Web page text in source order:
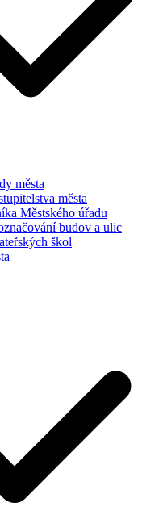
města
města
Městského úřadu
budov a ulic
škol